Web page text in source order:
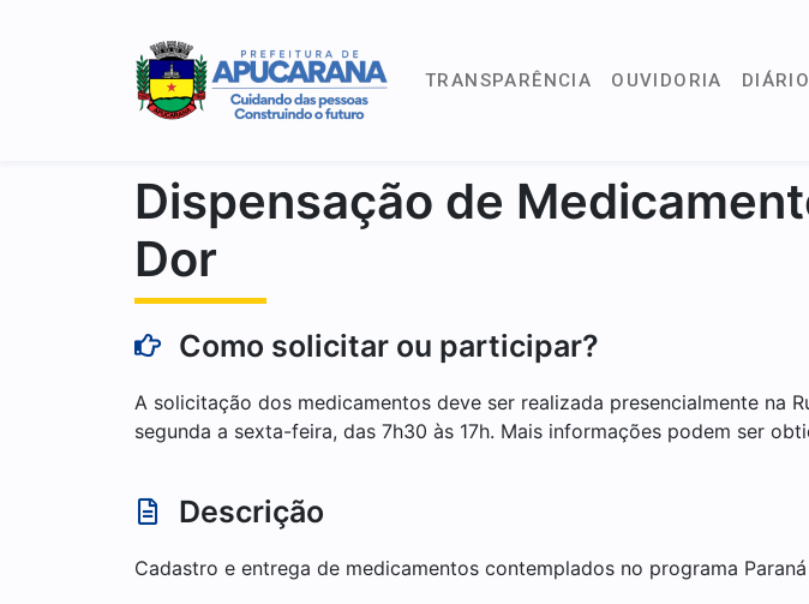
TRANSPARÊNCIA OUVIDORIA
Dispensação de
Dor
Como solicitar ou participar?
A solicitação dos medicamentos deve ser realizada presencialmente na
segunda a sexta-feira, das 7h30 às 17h. Mais informações podem ser
Descrição
Cadastro e entrega de medicamentos contemplados no programa